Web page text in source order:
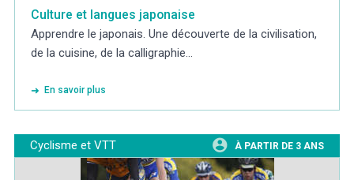
Culture et langues japonaise
Apprendre le japonais. Une découverte de la civilisation,
de la cuisine, de la calligraphie...
En savoir plus
Cyclisme et VTT À PARTIR DE 3 ANS